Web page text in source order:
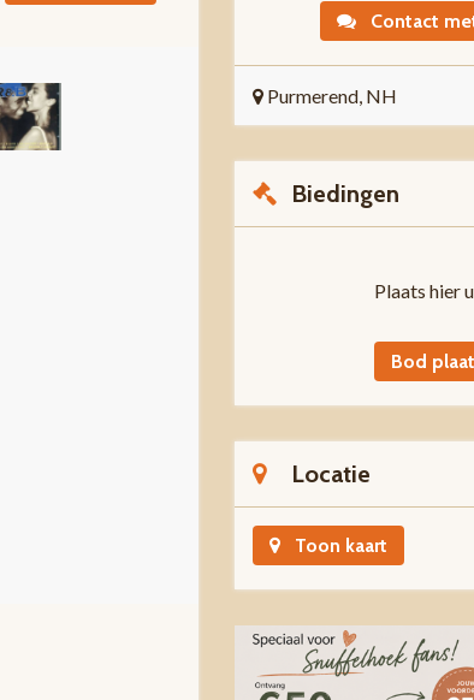
Contact
Purmerend, NH
Biedingen
Plaats hier
Bod
Locatie
Toon kaart